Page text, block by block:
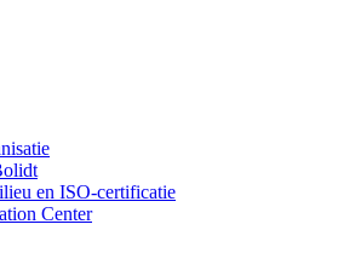
en ISO-certificatie
Center